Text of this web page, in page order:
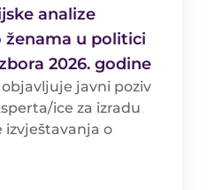
analize
ženama u politici
2026. godine
objavljuje javni poziv
ice za izradu
izvještavanja o